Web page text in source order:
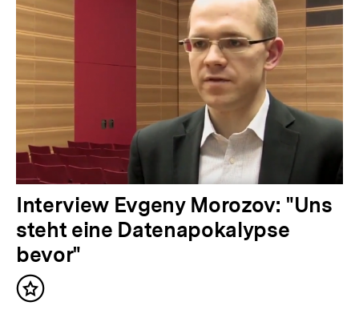
Interview Evgeny Morozov: "Uns
steht eine Datenapokalypse
bevor"
Inhalt